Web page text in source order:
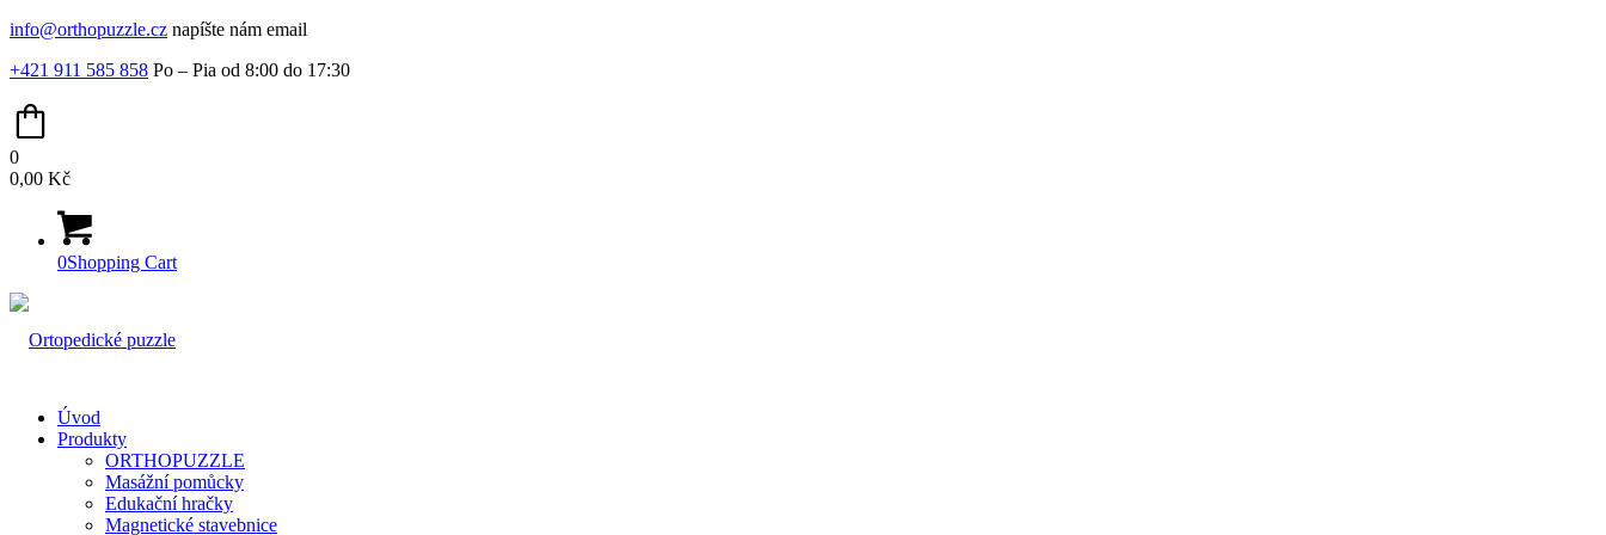
info@orthopuzzle.cz napíšte nám email
+421 911 585 858 Po – Pia od 8:00 do 17:30
0
0,00 Kč
0Shopping Cart
Úvod
Produkty
ORTHOPUZZLE
Masážní pomůcky
Edukační hračky
Magnetické stavebnice